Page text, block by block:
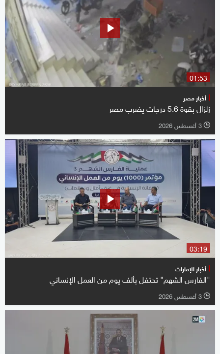
01:53
أخبار مصر
زلزال بقوة 5.6 درجات يضرب مصر
l 3 أغسطس 2026
03:19
أخبار الإمارات
"الفارس الشهم" تحتفل بألف يوم من العمل الإنساني
l 3 أغسطس 2026